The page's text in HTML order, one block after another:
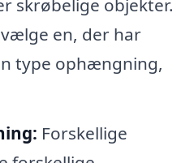
skrøbelige objekter.
en, der har
type ophængning,
Forskellige